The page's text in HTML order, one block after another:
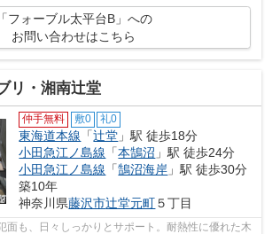
「フォーブル太平台B」への
お問い合わせはこちら
リ・湘南辻堂
仲手無料 敷0 礼0
東海道本線 「辻堂 」駅 徒歩18分
小田急江ノ島線 「本鵠沼 」駅 徒歩24分
小田急江ノ島線 「鵠沼海岸 」駅 徒歩30分
築10年
神奈川県藤沢市辻堂元町５丁目
面も、日々しっかりとサポート。耐熱性に優れた木